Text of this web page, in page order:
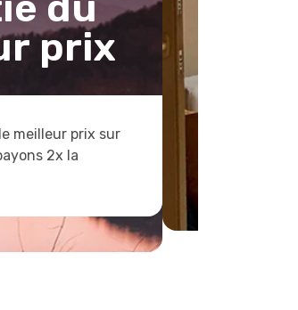
prix
meilleur prix sur
2x la